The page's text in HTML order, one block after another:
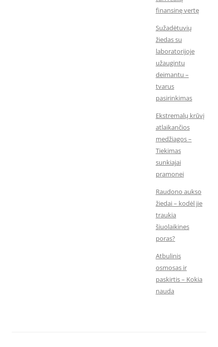
finansinę vertę
Sužadėtuvių
žiedas su
laboratorijoje
užaugintu
deimantu –
tvarus
pasirinkimas
Ekstremalų krūvį
atlaikančios
medžiagos –
Tiekimas
sunkiajai
pramonei
Raudono aukso
žiedai – kodėl jie
traukia
šiuolaikines
poras?
Atbulinis
osmosas ir
paskirtis – Kokia
nauda